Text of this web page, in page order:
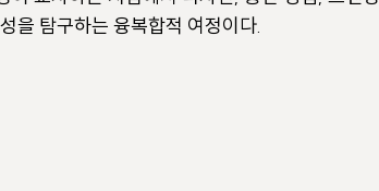
을 탐구하는 융복합적 여정이다.